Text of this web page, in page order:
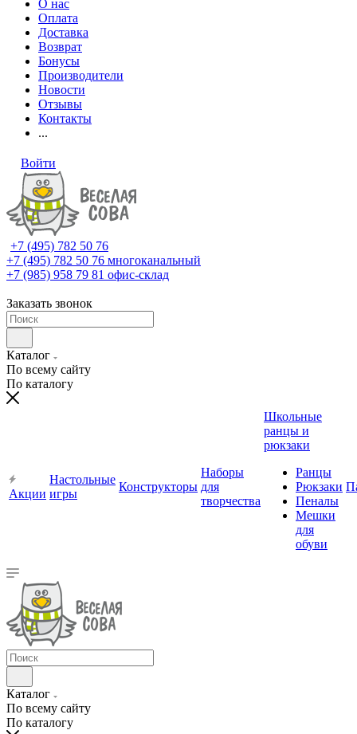
О нас
Оплата
Доставка
Возврат
Бонусы
Производители
Новости
Отзывы
Контакты
...
Войти
+7 (495) 782 50 76
+7 (495) 782 50 76 многоканальный
+7 (985) 958 79 81 офис-склад
Заказать звонок
Каталог
По всему сайту
По каталогу
Акции
Настольные
игры
Конструкторы
Наборы
для
творчества
Школьные
ранцы и
рюкзаки
Ранцы
Рюкзаки
Пеналы
Мешки
для
обуви
Каталог
По всему сайту
По каталогу